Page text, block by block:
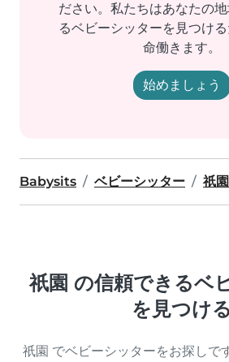
ださい。私たちはあなたの
るベビーシッターを見つけ
命働きます。
始めましょう
Babysits ベビーシッター 祇園
祇園 の信頼できるベ
を見つける
祇園 でベビーシッターをお探しで